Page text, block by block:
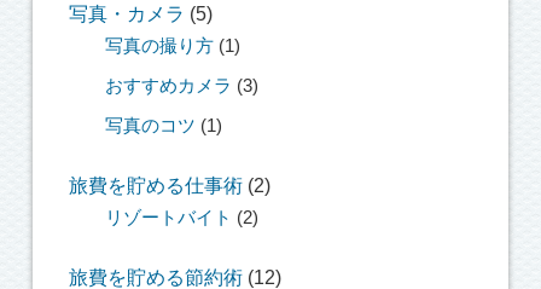
写真・カメラ (5)
写真の撮り方(1)
おすすめカメラ (3)
写真のコツ (1)
旅費を貯める仕事術(2)
リゾートバイト (2)
旅費を貯める節約術(12)